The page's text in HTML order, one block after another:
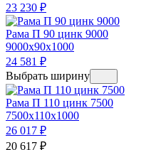
23 230 ₽
Рама П 90 цинк 9000
9000x90x1000
24 581 ₽
Выбрать ширину
Рама П 110 цинк 7500
7500x110x1000
26 017 ₽
20 617 ₽